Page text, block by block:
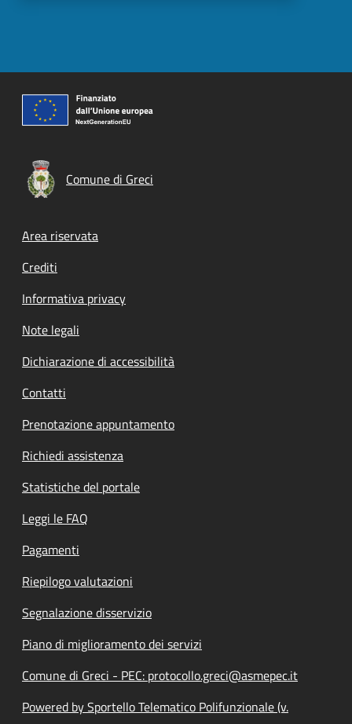
Comune di Greci
Footer menu
Area riservata
Crediti
Informativa privacy
Note legali
Dichiarazione di accessibilità
Contatti
Prenotazione appuntamento
Richiedi assistenza
Statistiche del portale
Leggi le FAQ
Pagamenti
Riepilogo valutazioni
Segnalazione disservizio
Piano di miglioramento dei servizi
Comune di Greci - PEC: protocollo.greci@asmepec.it
Powered by Sportello Telematico Polifunzionale (v.